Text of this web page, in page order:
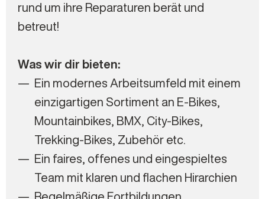
rund um ihre Reparaturen berät und
betreut!
Was wir dir bieten:
Ein modernes Arbeitsumfeld mit einem
einzigartigen Sortiment an E-Bikes,
Mountainbikes, BMX, City-Bikes,
Trekking-Bikes, Zubehör etc.
Ein faires, offenes und eingespieltes
Team mit klaren und flachen Hirarchien
Regelmäßige Fortbildungen